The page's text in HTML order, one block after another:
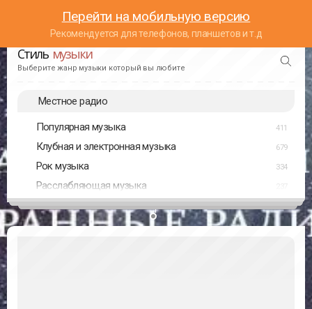
Перейти на мобильную версию
Рекомендуется для телефонов, планшетов и т.д
Стиль музыки
Выберите жанр музыки который вы любите
Местное радио
Популярная музыка 411
Клубная и электронная музыка 679
Рок музыка 334
Расслабляющая музыка